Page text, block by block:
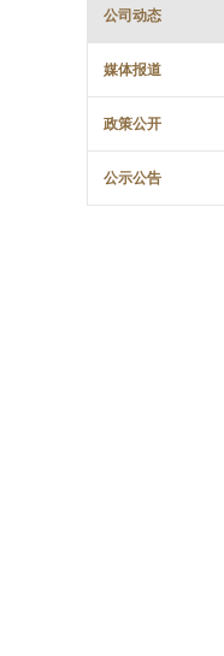
公司动态
媒体报道
政策公开
公示公告